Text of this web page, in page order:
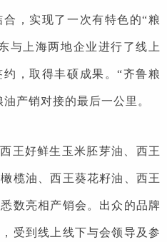
，实现了一次有特色的“粮
与上海两地企业进行了线上
，取得丰硕成果。“齐鲁粮
产销对接的最后一公里。
王好鲜生玉米胚芽油、西王
榄油、西王葵花籽油、西王
数亮相产销会。出众的品牌
受到线上线下与会领导及参